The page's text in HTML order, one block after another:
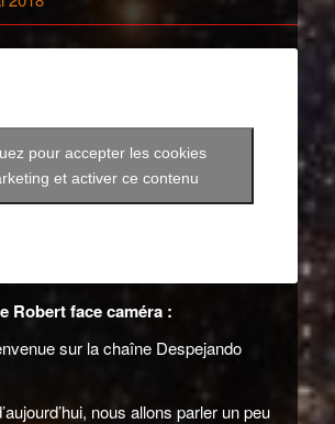
pour accepter les cookies
et activer ce contenu
Robert face caméra :
sur la chaîne Despejando
nous allons parler un peu